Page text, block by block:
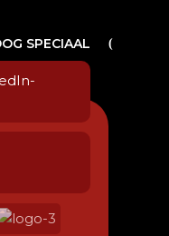
SPECIAAL